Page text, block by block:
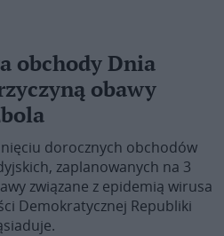
obchody Dnia
obawy
dorocznych obchodów
zaplanowanych na 3
związane z epidemią wirusa
Demokratycznej Republiki